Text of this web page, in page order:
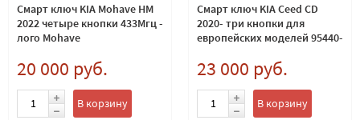
Смарт ключ KIA Mohave HM
2022 четыре кнопки 433Мгц -
лого Mohave
20 000 руб.
В корзину
Смарт ключ KIA Ceed CD
2020- три кнопки для
европейских моделей 95440-
23 000 руб.
В корзину